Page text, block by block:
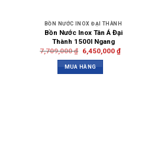
BỒN NƯỚC INOX ĐẠI THÀNH
Bồn Nước Inox Tân Á Đại
Thành 1500l Ngang
7,709,000₫ 6,450,000 ₫
MUA HÀNG